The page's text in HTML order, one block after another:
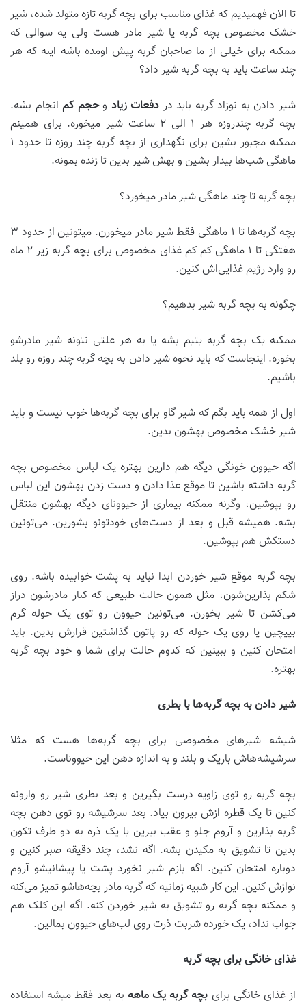
تا الان فهمیدیم که غذای مناسب برای بچه گربه تازه متولد شده، شیر
خشک مخصوص بچه گربه یا شیر مادر هست ولی یه سوالی که
ممکنه برای خیلی از ما صاحبان گربه پیش اومده باشه اینه که هر
چند ساعت باید به بچه گربه شیر داد؟
شیر دادن به نوزاد گربه باید در دفعات زیاد وحجم کم انجام بشه.
بچه گربه چندروزه هر ۱ الی ۲ ساعت شیر میخوره. برای همینم
ممکنه مجبور بشین برای نگهداری از بچه گربه چند روزه تا حدود ۱
ماهگی شب‌ها بیدار بشین و بهش شیر بدین تا زنده بمونه.
بچه گربه تا چند ماهگی شیر مادر میخورد؟
بچه گربه‌ها تا ۱ ماهگی فقط شیر مادر میخورن. میتونین از حدود ۳
هفتگی تا ۱ ماهگی کم کم غذای مخصوص برای بچه گربه زیر ۲ ماه
رو وارد رژیم غذایی‌اش کنین.
چگونه به بچه گربه شیر بدهیم؟
ممکنه یک بچه گربه یتیم بشه یا به هر علتی نتونه شیر مادرشو
بخوره. اینجاست که باید نحوه شیر دادن به بچه گربه چند روزه رو بلد
باشیم.
اول از همه باید بگم که شیر گاو برای بچه گربه‌ها خوب نیست و باید
شیر خشک مخصوص بهشون بدین.
اگه حیوون خونگی دیگه هم دارین بهتره یک لباس مخصوص بچه
گربه داشته باشین تا موقع غذا دادن و دست زدن بهشون این لباس
رو بپوشین، وگرنه ممکنه بیماری از حیوونای دیگه بهشون منتقل
بشه. همیشه قبل و بعد از دست‌های خودتونو بشورین. می‌تونین
دستکش هم بپوشین.
بچه گربه موقع شیر خوردن ابدا نباید به پشت خوابیده باشه. روی
شکم بذارین‌شون، مثل همون حالت طبیعی که کنار مادرشون دراز
می‌کشن تا شیر بخورن. می‌تونین حیوون رو توی یک حوله گرم
بپیچین یا روی یک حوله که رو پاتون گذاشتین قرارش بدین. باید
امتحان کنین و ببینین که کدوم حالت برای شما و خود بچه گربه
بهتره.
شیر دادن به بچه گربه‌ها با بطری
شیشه شیرهای مخصوصی برای بچه گربه‌ها هست که مثلا
سرشیشه‌هاش باریک و بلند و به اندازه دهن این حیووناست.
بچه گربه رو توی زاویه درست بگیرین و بعد بطری شیر رو وارونه
کنین تا یک قطره ازش بیرون بیاد. بعد سرشیشه رو توی دهن بچه
گربه بذارین و آروم جلو و عقب ببرین یا یک ذره به دو طرف تکون
بدین تا تشویق به مکیدن بشه. اگه نشد، چند دقیقه صبر کنین و
دوباره امتحان کنین. اگه بازم شیر نخورد پشت یا پیشانیشو آروم
نوازش کنین. این کار شبیه زمانیه که گربه مادر بچه‌هاشو تمیز می‌کنه
و ممکنه بچه گربه رو تشویق به شیر خوردن کنه. اگه این کلک هم
جواب نداد، یک خورده شربت ذرت روی لب‌های حیوون بمالین.
غذای خانگی برای بچه گربه
از غذای خانگی برای بچه گربه یک ماهه به بعد فقط میشه استفاده